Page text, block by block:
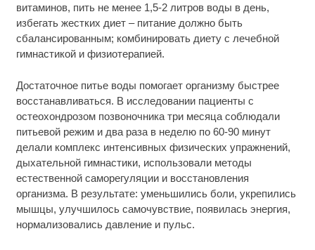
витаминов, пить не менее 1,5-2 литров воды в день,
избегать жестких диет – питание должно быть
сбалансированным; комбинировать диету с лечебной
гимнастикой и физиотерапией.
Достаточное питье воды помогает организму быстрее
восстанавливаться. В исследовании пациенты с
остеохондрозом позвоночника три месяца соблюдали
питьевой режим и два раза в неделю по 60-90 минут
делали комплекс интенсивных физических упражнений,
дыхательной гимнастики, использовали методы
естественной саморегуляции и восстановления
организма. В результате: уменьшились боли, укрепились
мышцы, улучшилось самочувствие, появилась энергия,
нормализовались давление и пульс.